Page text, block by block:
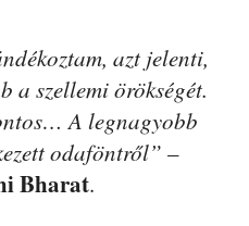
azt jelenti,
a szellemi örökségét.
A legnagyobb
odaföntről” –
Bharat.